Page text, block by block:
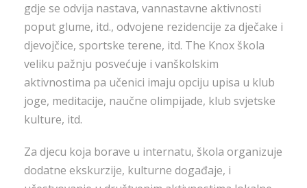
gdje se odvija nastava, vannastavne aktivnosti
poput glume, itd., odvojene rezidencije za dječake i
djevojčice, sportske terene, itd. The Knox škola
veliku pažnju posvećuje i vanškolskim
aktivnostima pa učenici imaju opciju upisa u klub
joge, meditacije, naučne olimpijade, klub svjetske
kulture, itd.
Za djecu koja borave u internatu, škola organizuje
dodatne ekskurzije, kulturne događaje, i